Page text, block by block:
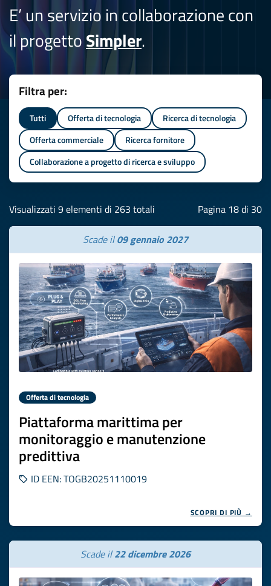
E’ un servizio in collaborazione con
il progettoSimpler.
Filtra per:
Tutti Offerta di tecnologia
Ricerca di tecnologia
Offerta commerciale
Ricerca fornitore
Collaborazione a progetto di ricerca e sviluppo
Visualizzati 9 elementi di 263 totali Pagina 18 di 30
Scade il09 gennaio 2027
Offerta di tecnologia
Piattaforma marittima per
monitoraggio e manutenzione
predittiva
ID EEN: TOGB20251110019
SCOPRI DI PIÙ →
Scade il22 dicembre 2026